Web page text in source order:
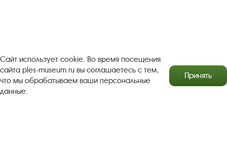
Антикоррупционная деятельность
Сайт использует cookie. Во время посещения
сайта ples-museum.ru вы соглашаетесь с тем,
что мы обрабатываем ваши персональные
данные.
Принять